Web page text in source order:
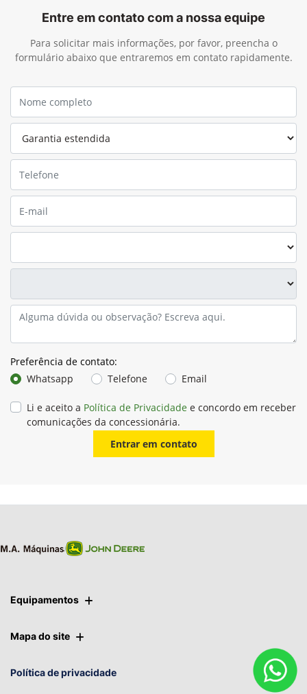
Entre em contato com a nossa equipe
Para solicitar mais informações, por favor, preencha o
formulário abaixo que entraremos em contato rapidamente.
Preferência de contato:
Whatsapp
Telefone Email
Li e aceito a Política de Privacidade e concordo em receber
comunicações da concessionária.
Entrar em contato
Equipamentos
Mapa do site
Política de privacidade